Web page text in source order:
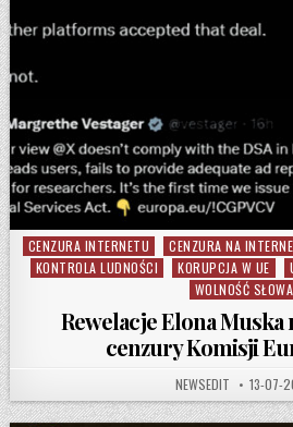
Posted in
CENZURA INTERNETU CENZURA NA
KONTROLA LUDNOŚCI
KORUPCJA W UE
WOLNOŚĆ SŁOWA
Rewelacje Elona Muska
cenzury Komisji
AUTHOR:
NEWSEDIT 13-07-